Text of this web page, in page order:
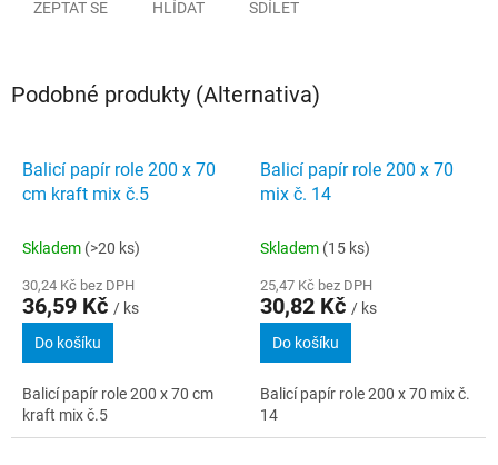
ZEPTAT SE HLÍDAT SDÍLET
Podobné produkty (Alternativa)
Balicí papír role 200 x 70
cm kraft mix č.5
Skladem (>20 ks)
30,24 Kč bez DPH
36,59 Kč / ks
Do košíku
Balicí papír role 200 x 70 cm
kraft mix č.5
Balicí papír role 200 x 70
mix č. 14
Skladem (15 ks)
25,47 Kč bez DPH
30,82 Kč / ks
Do košíku
Balicí papír role 200 x 70 mix č.
14